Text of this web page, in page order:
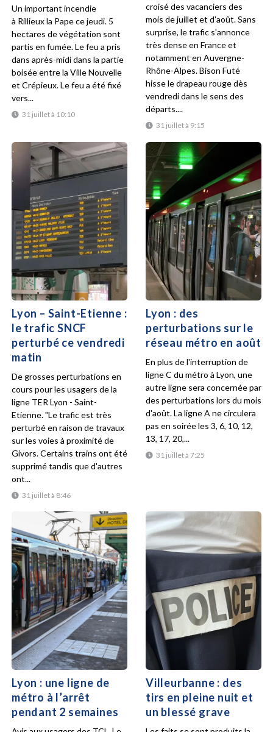
31 juillet à 10:10
Un important incendie
à Rillieux la Pape ce jeudi. 5
hectares de végétation sont
partis en fumée. Le feu a pris
dans après-midi dans la partie
boisée entre la Ville Nouvelle
et Crépieux. Le feu a été fixé
vers...
31 juillet à 9:15
croisé des vacanciers des
mois de juillet et d'août. Sans
surprise, le trafic s'annonce
très dense en France et
notamment en Auvergne-
Rhône-Alpes. Bison Futé
hisse le drapeau rouge dès
vendredi dans le sens des
départs....
Lyon – Saint-Etienne :
le trafic SNCF
perturbé ce vendredi
matin
31 juillet à 8:46
De grosses perturbations en
cours pour les usagers de la
ligne TER Lyon - Saint-
Etienne. "Le trafic est très
perturbé en raison de travaux
sur les voies à proximité de
Givors. Certains trains ont été
supprimé tandis que d'autres
ont...
Lyon : des
perturbations sur le
réseau métro en août
31 juillet à 7:25
En plus de l'interruption de
ligne C du métro à Lyon, une
autre ligne sera concernée par
des perturbations lors du mois
d'août. La ligne A ne circulera
pas en soirée les 3, 6, 10, 12,
13, 17, 20,...
Lyon : une ligne de
métro à l’arrêt
pendant 2 semaines
Villeurbanne : des
tirs en pleine nuit et
un blessé grave